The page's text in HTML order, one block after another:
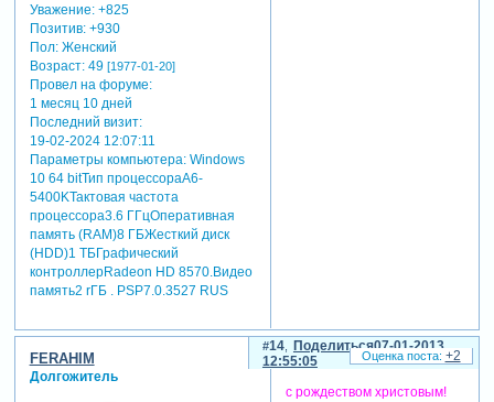
Уважение: +825
Позитив: +930
Пол:Женский
Возраст:49 [1977-01-20]
Провел на форуме:
1 месяц 10 дней
Последний визит:
19-02-2024 12:07:11
Параметры компьютера:Windows
10 64 bitТип процессораA6-
5400KТактовая частота
процессора3.6 ГГцОперативная
память (RAM)8 ГБЖесткий диск
(HDD)1 ТБГрафический
контроллерRadeon HD 8570.Видео
память2 rГБ . PSP7.0.3527 RUS
Поделиться
14
07-01-2013
12:55:05
FERAHIM
Долгожитель
с рождеством христовым!
+2